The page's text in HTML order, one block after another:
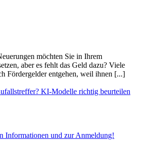
möchten Sie in Ihrem
aber es fehlt das Geld dazu? Viele
Fördergelder entgehen, weil ihnen [...]
KI-Modelle richtig beurteilen
Informationen und zur Anmeldung!